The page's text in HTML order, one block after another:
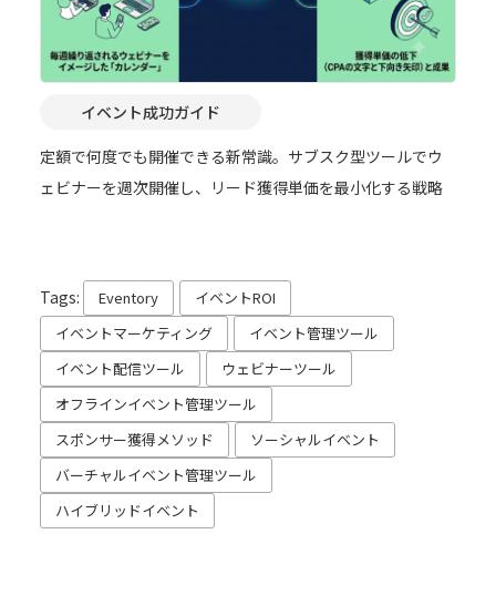
イベント成功ガイド
定額で何度でも開催できる新常識。サブスク型ツールでウ
ェビナーを週次開催し、リード獲得単価を最小化する戦略
Tags: Eventory
イベントROI
イベントマーケティング
イベント管理ツール
イベント配信ツール
ウェビナーツール
オフラインイベント管理ツール
スポンサー獲得メソッド
ソーシャルイベント
バーチャルイベント管理ツール
ハイブリッドイベント